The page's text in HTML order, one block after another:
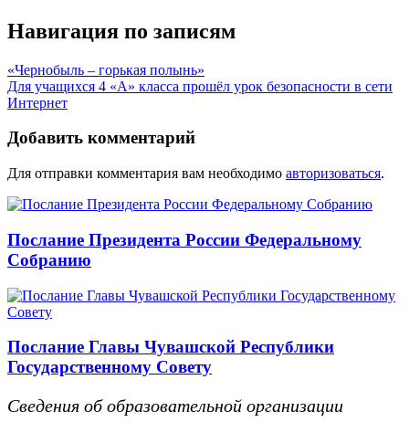
Навигация по записям
«Чернобыль – горькая полынь»
Для учащихся 4 «А» класса прошёл урок безопасности в сети
Интернет
Добавить комментарий
Для отправки комментария вам необходимо авторизоваться.
Послание Президента России Федеральному
Собранию
Послание Главы Чувашской Республики
Государственному Совету
Сведения об образовательной организации